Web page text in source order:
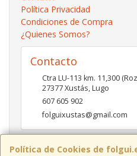
Política de Cookies de
Política Privacidad
Condiciones de Compra
¿Quienes Somos?
Contacto
Ctra LU-113 km. 11,300
27377Xustás,Lugo
607 605 902
folguixustas@gmail.com